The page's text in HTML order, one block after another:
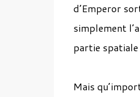
d’Emperor
simplement
partie
Mais